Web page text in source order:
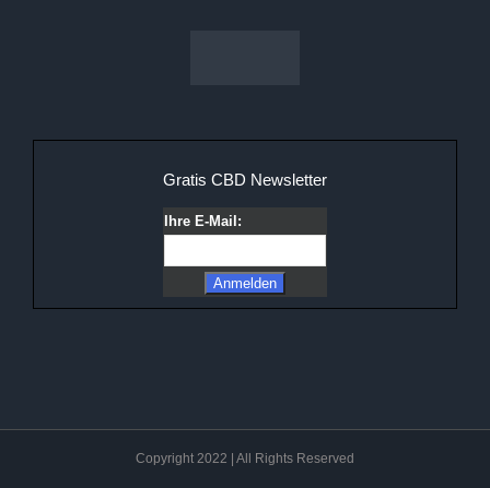
Gratis CBD Newsletter
Ihre E-Mail:
Copyright 2022 | All Rights Reserved